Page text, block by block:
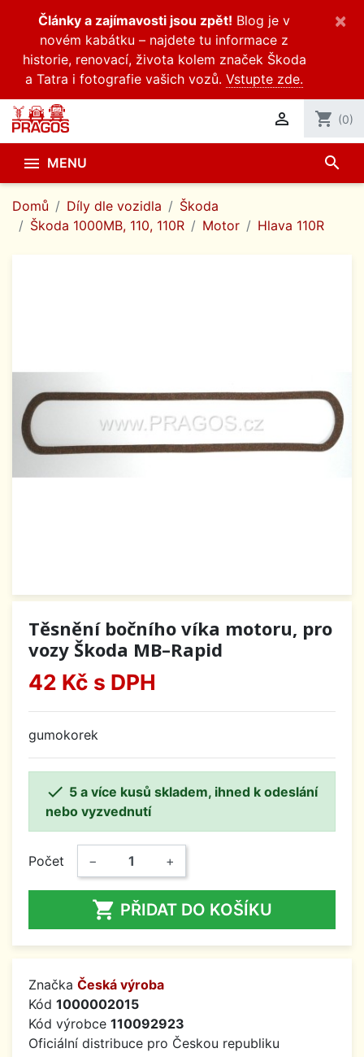
Články a zajímavosti jsou zpět! Blog je v
novém kabátku – najdete tu informace z
historie, renovací, života kolem značek Škoda
a Tatra i fotografie vašich vozů. Vstupte zde.
×
 shopping_cart (0)
 MENU search
Domů Díly dle vozidla
Škoda
Škoda 1000MB, 110, 110R
Motor Hlava 110R
Těsnění bočního víka motoru, pro
vozy Škoda MB–Rapid
42 Kč s DPH
gumokorek
 5 a více kusů skladem, ihned k odeslání
nebo vyzvednutí
Počet − +
 PŘIDAT DO KOŠÍKU
Značka Česká výroba
Kód 1000002015
Kód výrobce 110092923
Oficiální distribuce pro Českou republiku